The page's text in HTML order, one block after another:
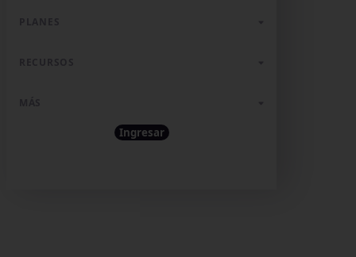
Ingresar